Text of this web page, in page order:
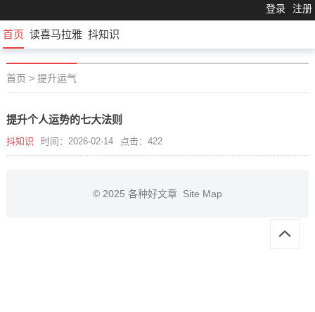
登录 注册
首页 读喜马拉雅 抖知识
首页 > 提升运气
提升个人运势的七大法则
抖知识 时间：2026-02-14 点击：422
© 2025 各种好文章 Site Map